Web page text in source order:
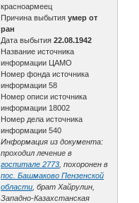
красноармеец
Причина выбытияумер от
ран
Дата выбытия22.08.1942
Название источника
информации ЦАМО
Номер фонда источника
информации 58
Номер описи источника
информации 18002
Номер дела источника
информации 540
Информация из документа:
проходил лечение в
госпитале 2773 , похоронен в
пос. Башмаково Пензенской
области , брат Хайрулин,
Западно-Казахстанская